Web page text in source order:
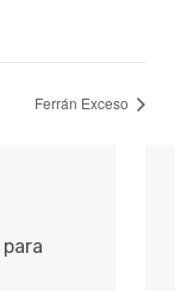
Ferrán Exceso
para